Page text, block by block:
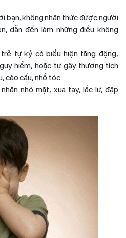
bạn, không nhận thức được người
dẫn đến làm những điều không
tự kỷ có biểu hiện tăng động,
hiểm, hoặc tự gây thương tích
cào cấu, nhổ tóc…
nhó mặt, xua tay, lắc lư, đập